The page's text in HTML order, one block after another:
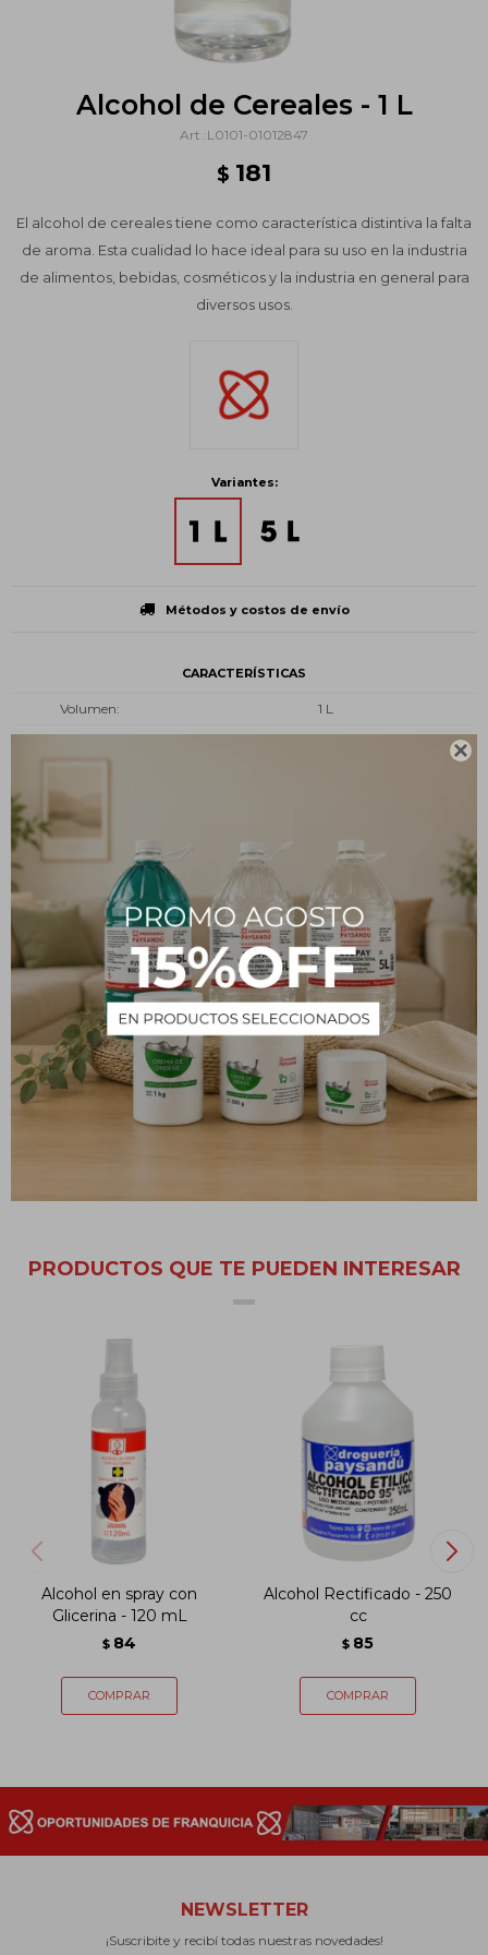

Alcohol de Cereales - 1 L
L0101-01012847
$ 181
El alcohol de cereales tiene como característica distintiva la falta
de aroma. Esta cualidad lo hace ideal para su uso en la industria
de alimentos, bebidas, cosméticos y la industria en general para
diversos usos.
Variantes:
Métodos y costos de envío
CARACTERÍSTICAS
Volumen
1 L
Descripción
El alcohol de cereal es utilizado a nivel cosmético por sus
múltiples usos, es un elemento esencial en la elaboración de
difusores, perfumes de alta calidad o cosméticos naturales al ser
suave al tacto con la piel.
También, lo más recomendable para la elaboración de licor
artesanal, es la utilización de alcohol de cereales, refinado y sin
PRODUCTOS QUE TE PUEDEN INTERESAR
Alcohol en spray con
Glicerina - 120 mL
$ 84
Alcohol Rectificado - 250
cc
$ 85
NEWSLETTER
¡Suscribite y recibí todas nuestras novedades!